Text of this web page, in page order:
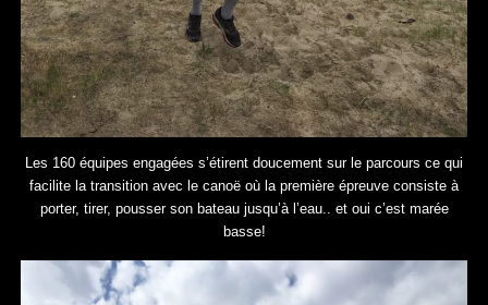
Les 160 équipes engagées s’étirent doucement sur le parcours ce qui
facilite la transition avec le canoë où la première épreuve consiste à
porter, tirer, pousser son bateau jusqu’à l’eau.. et oui c’est marée
basse!